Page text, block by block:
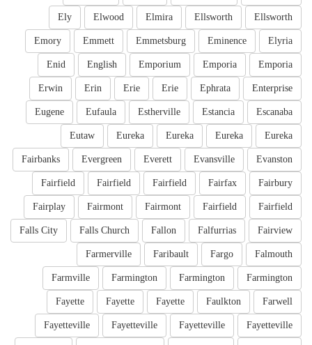
Ellsworth
Ellsworth
Elmira
Elwood
Ely
Elyria
Eminence
Emmetsburg
Emmett
Emory
Emporia
Emporia
Emporium
English
Enid
Enterprise
Ephrata
Erie
Erie
Erin
Erwin
Escanaba
Estancia
Estherville
Eufaula
Eugene
Eureka
Eureka
Eureka
Eureka
Eutaw
Evanston
Evansville
Everett
Evergreen
Fairbanks
Fairbury
Fairfax
Fairfield
Fairfield
Fairfield
Fairfield
Fairfield
Fairmont
Fairmont
Fairplay
Fairview
Falfurrias
Fallon
Falls Church
Falls City
Falmouth
Fargo
Faribault
Farmerville
Farmington
Farmington
Farmington
Farmville
Farwell
Faulkton
Fayette
Fayette
Fayette
Fayetteville
Fayetteville
Fayetteville
Fayetteville